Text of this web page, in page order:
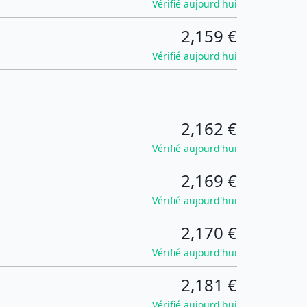
Vérifié aujourd'hui
2,159 €
Vérifié aujourd'hui
2,162 €
Vérifié aujourd'hui
2,169 €
Vérifié aujourd'hui
2,170 €
Vérifié aujourd'hui
2,181 €